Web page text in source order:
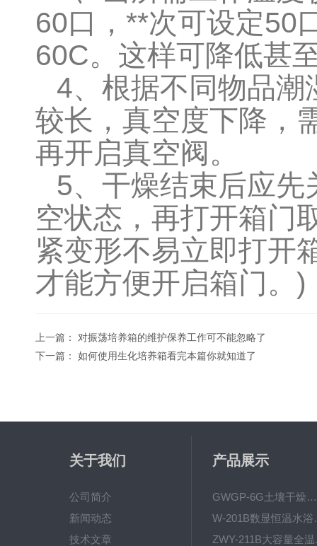
60口， **次可设定50
60C。这样可降低甚
4、根据不同物品
较长，真空度下降，
再开启真空阀。
5、干燥结束后应
空状态，再打开箱门
紧变形不易立即打开
才能方便开启箱门。 )
上一篇： 对振荡培养箱的维护保养工作可不能忽略了
下一篇： 如何使用生化培养箱看完本篇你就知道了
关于我们
公司简介
新闻动态
技术文章
产品展示
GWGP-6G土壤干燥柜-干燥箱/干燥机
W-